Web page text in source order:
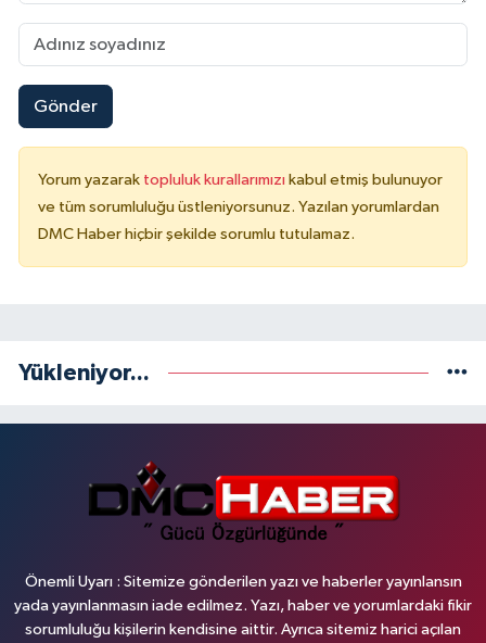
Gönder
Yorum yazarak topluluk kurallarımızı kabul etmiş bulunuyor
ve tüm sorumluluğu üstleniyorsunuz. Yazılan yorumlardan
DMC Haber hiçbir şekilde sorumlu tutulamaz.
Yükleniyor...
Önemli Uyarı : Sitemize gönderilen yazı ve haberler yayınlansın
yada yayınlanmasın iade edilmez. Yazı, haber ve yorumlardaki fikir
sorumluluğu kişilerin kendisine aittir. Ayrıca sitemiz harici açılan